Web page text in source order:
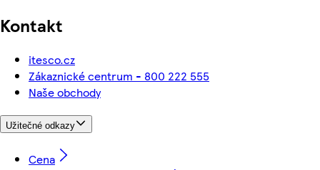
Kontakt
itesco.cz
Zákaznické centrum - 800 222 555
Naše obchody
Užitečné odkazy
Cena